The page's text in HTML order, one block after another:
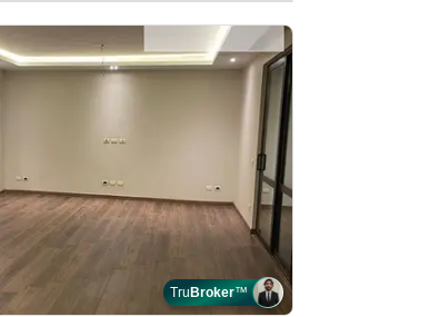
TruBroker™